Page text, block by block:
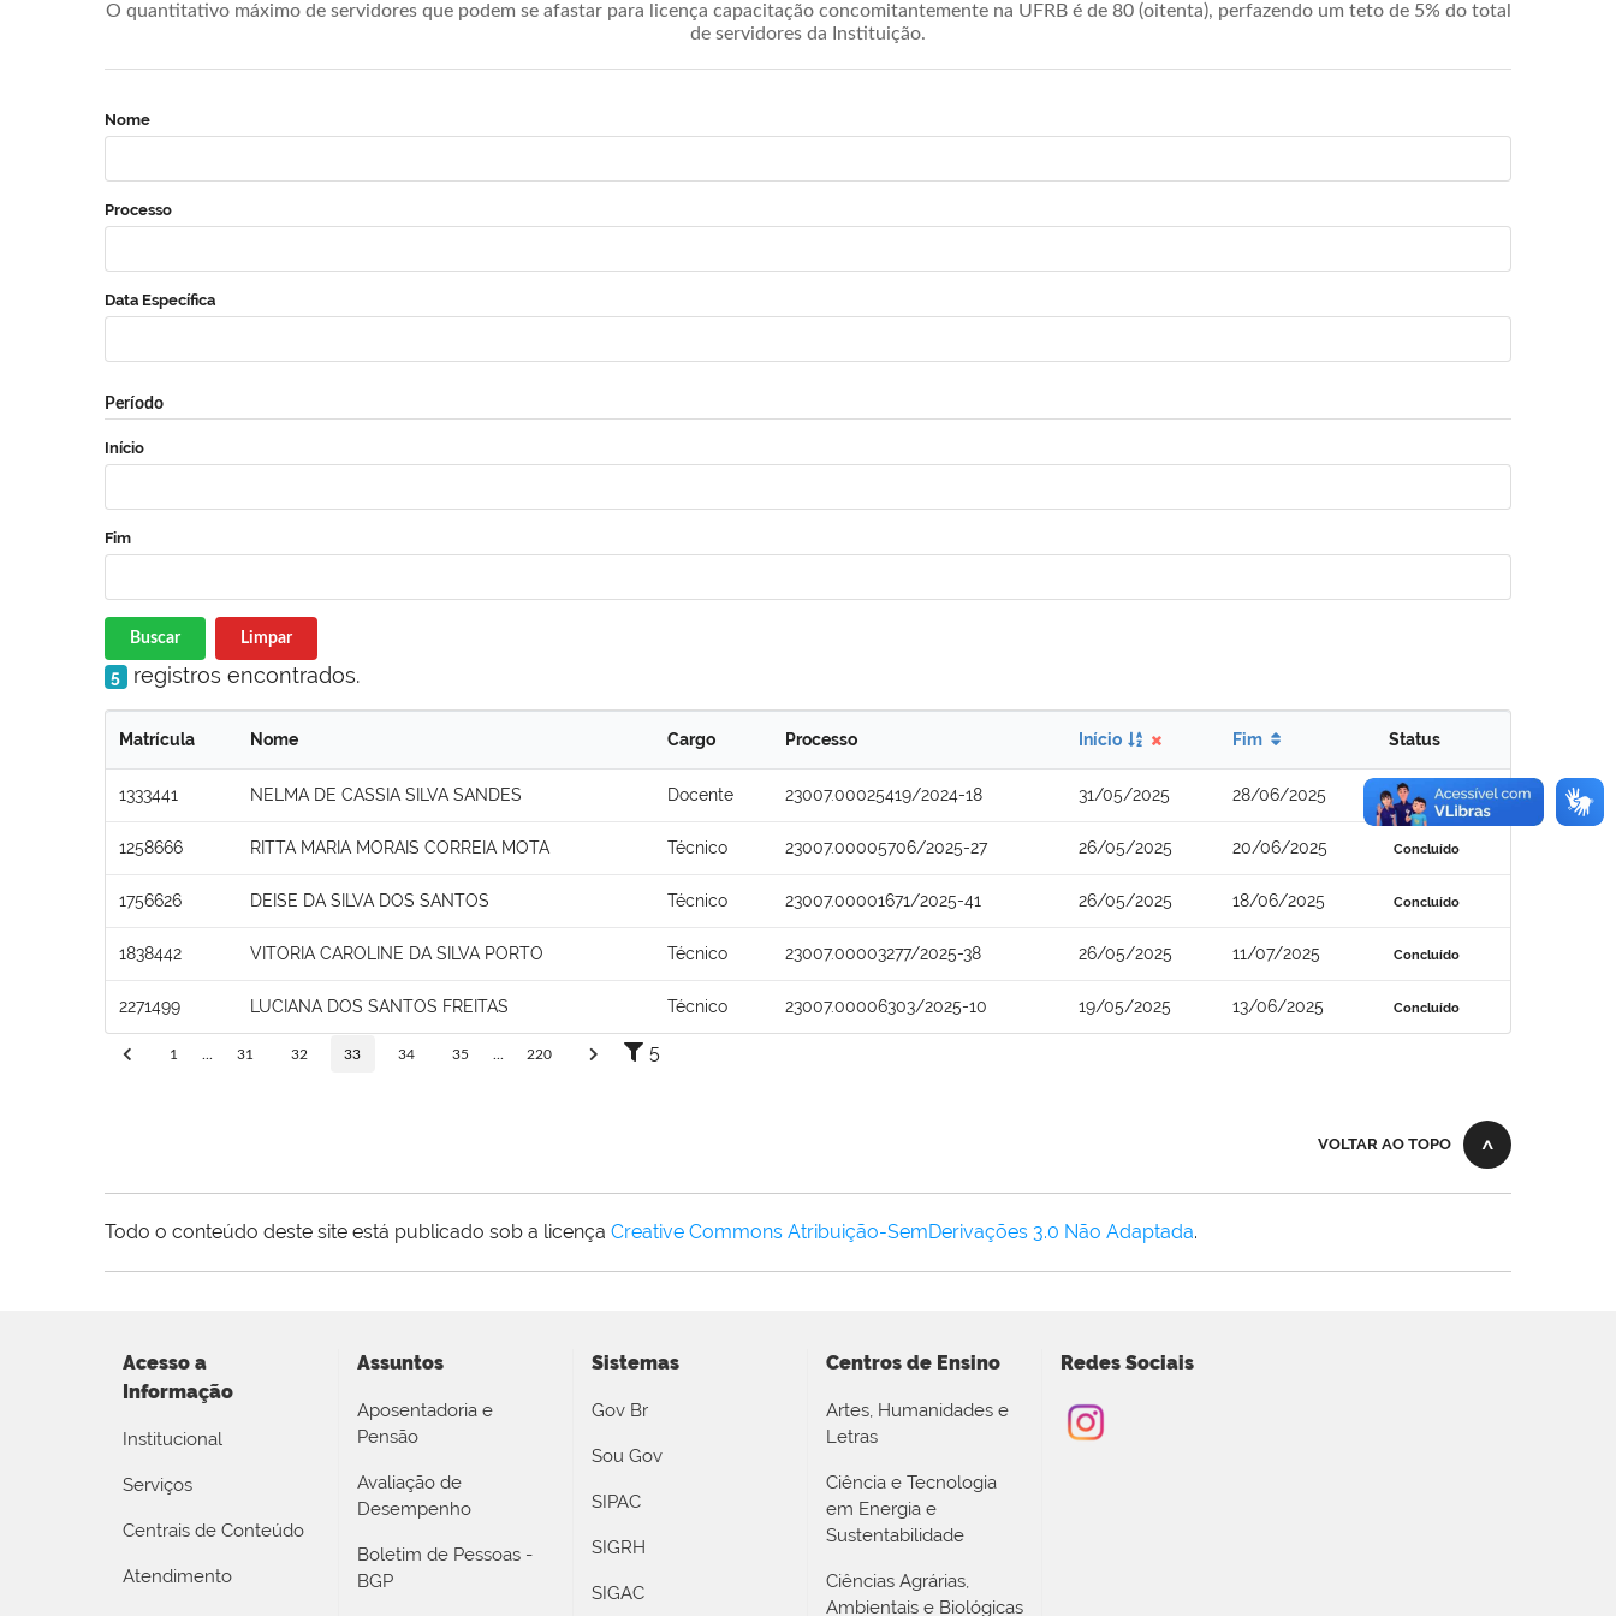
O quantitativo máximo de servidores que podem se afastar para licença capacitação concomitantemente na UFRB é de 80 (oitenta), perfazendo um teto de 5% do total
de servidores da Instituição.
Nome
Processo
Data Específica
Período
Início
Fim
Buscar Limpar
5 registros encontrados.
Matrícula Nome Cargo Processo Início Fim Status
1333441 NELMA DE CASSIA SILVA SANDES Docente 23007.00025419/2024-18 31/05/2025 28/06/2025 Concluído
1258666 RITTA MARIA MORAIS CORREIA MOTA Técnico 23007.00005706/2025-27 26/05/2025 20/06/2025 Concluído
1756626 DEISE DA SILVA DOS SANTOS Técnico 23007.00001671/2025-41 26/05/2025 18/06/2025 Concluído
1838442 VITORIA CAROLINE DA SILVA PORTO Técnico 23007.00003277/2025-38 26/05/2025 11/07/2025 Concluído
2271499 LUCIANA DOS SANTOS FREITAS Técnico 23007.00006303/2025-10 19/05/2025 13/06/2025 Concluído
1 31 32 33 34 35 220 5
VOLTAR AO TOPO
Todo o conteúdo deste site está publicado sob a licença Creative Commons Atribuição-SemDerivações 3.0 Não Adaptada.
Acesso a
Informação
Institucional
Serviços
Centrais de Conteúdo
Atendimento
Assuntos
Aposentadoria e
Pensão
Avaliação de
Desempenho
Boletim de Pessoas -
BGP
Sistemas
Gov Br
Sou Gov
SIPAC
SIGRH
SIGAC
Centros de Ensino
Artes, Humanidades e
Letras
Ciência e Tecnologia
em Energia e
Sustentabilidade
Ciências Agrárias,
Ambientais e Biológicas
Redes Sociais